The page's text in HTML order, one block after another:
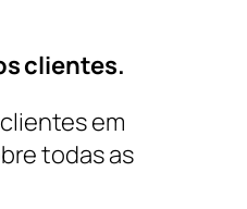
clientes.
em
todas as